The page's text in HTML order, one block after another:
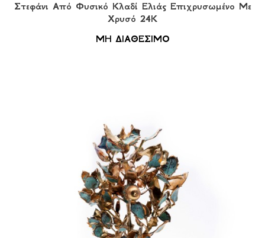
Στεφάνι Από Φυσικό Κλαδί Ελιάς Eπιχρυσωμένο Με
Χρυσό 24Κ
ΜΗ ΔΙΑΘΕΣΙΜΟ